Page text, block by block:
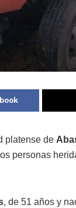
platense de
personas
, de 51 años y